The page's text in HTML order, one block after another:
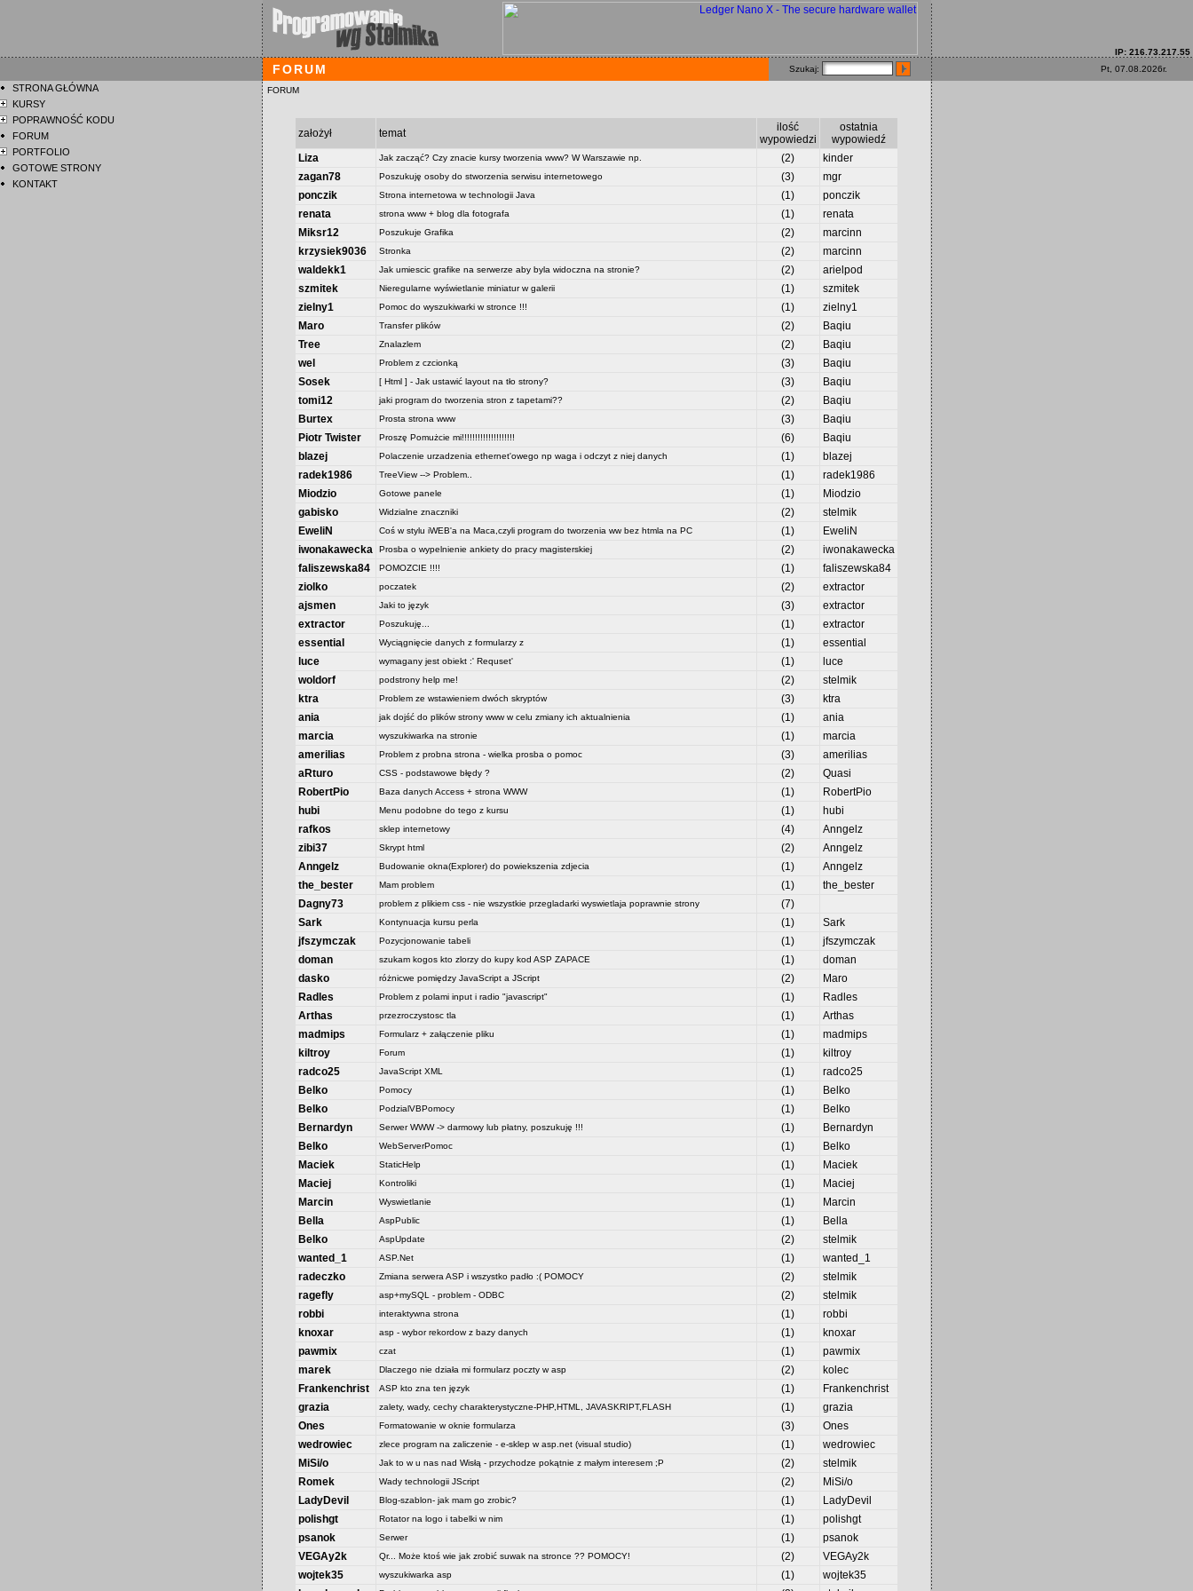
IP: 216.73.217.55
FORUM Szukaj: Pt, 07.08.2026r.
FORUM
założył temat
ilość
wypowiedzi
ostatnia
wypowiedź
Liza
Jak zacząć? Czy znacie kursy tworzenia www? W Warszawie np. (2)
kinder
zagan78
Poszukuję osoby do stworzenia serwisu internetowego (3)
mgr
ponczik
Strona internetowa w technologii Java (1)
ponczik
renata
strona www + blog dla fotografa (1)
renata
Miksr12
Poszukuje Grafika (2)
marcinn
krzysiek9036
Stronka (2)
marcinn
waldekk1
Jak umiescic grafike na serwerze aby byla widoczna na stronie? (2)
arielpod
szmitek
Nieregularne wyświetlanie miniatur w galerii (1)
szmitek
zielny1
Pomoc do wyszukiwarki w stronce !!! (1)
zielny1
Maro
Transfer plików (2)
Baqiu
Tree
Znalazlem (2)
Baqiu
wel
Problem z czcionką (3)
Baqiu
Sosek
[ Html ] - Jak ustawić layout na tło strony? (3)
Baqiu
tomi12
jaki program do tworzenia stron z tapetami?? (2)
Baqiu
Burtex
Prosta strona www (3)
Baqiu
Piotr Twister
Proszę Pomużcie mi!!!!!!!!!!!!!!!!!!!! (6)
Baqiu
blazej
Polaczenie urzadzenia ethernet'owego np waga i odczyt z niej danych (1)
blazej
radek1986
TreeView --> Problem.. (1)
radek1986
Miodzio
Gotowe panele (1)
Miodzio
gabisko
Widzialne znaczniki (2)
stelmik
EweliN
Coś w stylu iWEB'a na Maca,czyli program do tworzenia ww bez htmla na PC (1)
EweliN
iwonakawecka
Prosba o wypelnienie ankiety do pracy magisterskiej (2)
iwonakawecka
faliszewska84
POMOZCIE !!!! (1)
faliszewska84
ziolko
poczatek (2)
extractor
ajsmen
Jaki to język (3)
extractor
extractor
Poszukuję... (1)
extractor
essential
Wyciągnięcie danych z formularzy z (1)
essential
luce
wymagany jest obiekt :' Requset' (1)
luce
woldorf
podstrony help me! (2)
stelmik
ktra
Problem ze wstawieniem dwóch skryptów (3)
ktra
ania
jak dojść do plików strony www w celu zmiany ich aktualnienia (1)
ania
marcia
wyszukiwarka na stronie (1)
marcia
amerilias
Problem z probna strona - wielka prosba o pomoc (3)
amerilias
aRturo
CSS - podstawowe błędy ? (2)
Quasi
RobertPio
Baza danych Access + strona WWW (1)
RobertPio
hubi
Menu podobne do tego z kursu (1)
hubi
rafkos
sklep internetowy (4)
Anngelz
zibi37
Skrypt html (2)
Anngelz
Anngelz
Budowanie okna(Explorer) do powiekszenia zdjecia (1)
Anngelz
the_bester
Mam problem (1)
the_bester
Dagny73
problem z plikiem css - nie wszystkie przegladarki wyswietlaja poprawnie strony
(7)
Sark
Kontynuacja kursu perla (1)
Sark
jfszymczak
Pozycjonowanie tabeli (1)
jfszymczak
doman
szukam kogos kto zlorzy do kupy kod ASP ZAPACE (1)
doman
dasko
różnicwe pomiędzy JavaScript a JScript (2)
Maro
Radles
Problem z polami input i radio "javascript" (1)
Radles
Arthas
przezroczystosc tla (1)
Arthas
madmips
Formularz + załączenie pliku (1)
madmips
kiltroy
Forum (1)
kiltroy
radco25
JavaScript XML (1)
radco25
Belko
Pomocy (1)
Belko
Belko
PodzialVBPomocy (1)
Belko
Bernardyn
Serwer WWW -> darmowy lub płatny, poszukuję !!! (1)
Bernardyn
Belko
WebServerPomoc (1)
Belko
Maciek
StaticHelp (1)
Maciek
Maciej
Kontroliki (1)
Maciej
Marcin
Wyswietlanie (1)
Marcin
Bella
AspPublic (1)
Bella
Belko
AspUpdate (2)
stelmik
wanted_1
ASP.Net (1)
wanted_1
radeczko
Zmiana serwera ASP i wszystko padło :( POMOCY (2)
stelmik
ragefly
asp+mySQL - problem - ODBC (2)
stelmik
robbi
interaktywna strona (1)
robbi
knoxar
asp - wybor rekordow z bazy danych (1)
knoxar
pawmix
czat (1)
pawmix
marek
Dlaczego nie działa mi formularz poczty w asp (2)
kolec
Frankenchrist
ASP kto zna ten język (1)
Frankenchrist
grazia
zalety, wady, cechy charakterystyczne-PHP,HTML, JAVASKRIPT,FLASH (1)
grazia
Ones
Formatowanie w oknie formularza (3)
Ones
wedrowiec
zlece program na zaliczenie - e-sklep w asp.net (visual studio) (1)
wedrowiec
MiSi/o
Jak to w u nas nad Wisłą - przychodze pokątnie z małym interesem ;P (2)
stelmik
Romek
Wady technologii JScript (2)
MiSi/o
LadyDevil
Blog-szablon- jak mam go zrobic? (1)
LadyDevil
polishgt
Rotator na logo i tabelki w nim (1)
polishgt
psanok
Serwer (1)
psanok
VEGAy2k
Qr... Może ktoś wie jak zrobić suwak na stronce ?? POMOCY! (2)
VEGAy2k
wojtek35
wyszukiwarka asp (1)
wojtek35
STRONA GŁÓWNA
KURSY
POPRAWNOŚĆ KODU
FORUM
PORTFOLIO
GOTOWE STRONY
KONTAKT